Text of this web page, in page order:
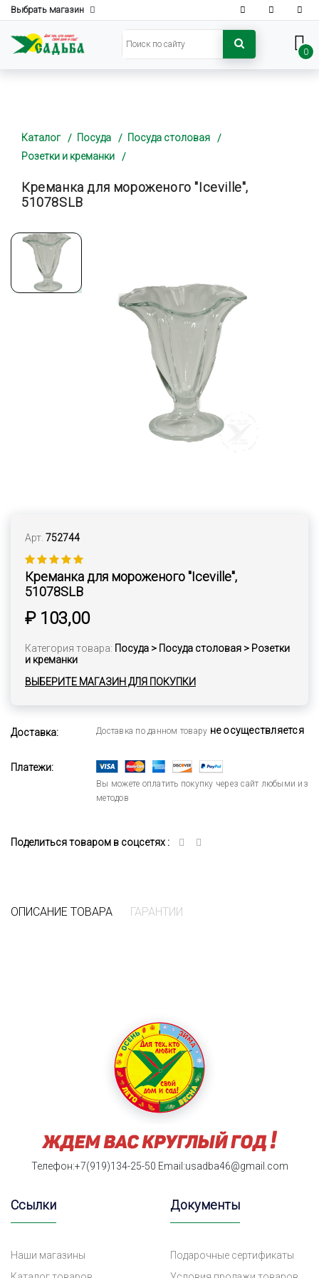
Выбрать магазин
0
Каталог Посуда
Посуда столовая
Розетки и креманки
Креманка для мороженого "Iceville",
51078SLB
Арт. 752744
Креманка для мороженого "Iceville",
51078SLB
₽ 103,00
Категория товара: Посуда > Посуда столовая > Розетки
и креманки
ВЫБЕРИТЕ МАГАЗИН ДЛЯ ПОКУПКИ
Доставка: Доставка по данном товару не осуществляется
Платежи:
Вы можете оплатить покупку через сайт любыми из
методов
Поделиться товаром в соцсетях :
ОПИСАНИЕ ТОВАРА ГАРАНТИИ
Телефон:+7(919)134-25-50 Email:usadba46@gmail.com
Ссылки
Наши магазины
Документы
Подарочные сертификаты